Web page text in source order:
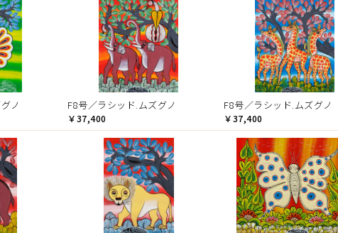
ノ F8号／ラシッド.ムズグノ
￥37,400
F8号／ラシッド.ムズグノ
￥37,400